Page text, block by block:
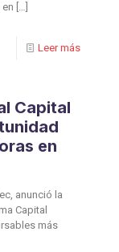
[…]
Leer más
Capital
en
anunció la
Capital
más